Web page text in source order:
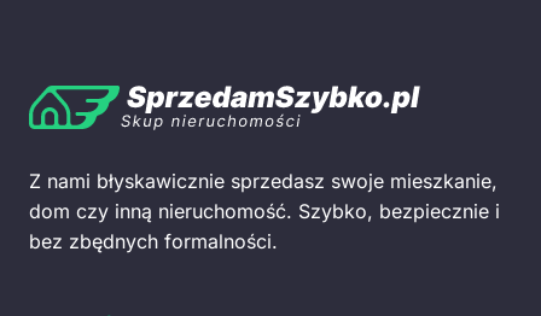
Z nami błyskawicznie sprzedasz swoje mieszkanie,
dom czy inną nieruchomość. Szybko, bezpiecznie i
bez zbędnych formalności.